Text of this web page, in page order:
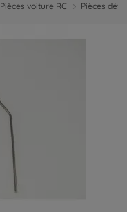
Pièces voiture RC Pièces